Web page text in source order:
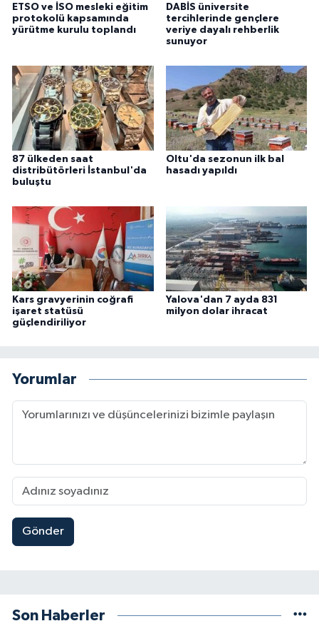
ETSO ve İSO mesleki eğitim
protokolü kapsamında
yürütme kurulu toplandı
DABİS üniversite
tercihlerinde gençlere
veriye dayalı rehberlik
sunuyor
87 ülkeden saat
distribütörleri İstanbul'da
buluştu
Oltu'da sezonun ilk bal
hasadı yapıldı
Kars gravyerinin coğrafi
işaret statüsü
güçlendiriliyor
Yalova'dan 7 ayda 831
milyon dolar ihracat
Yorumlar
Gönder
Son Haberler